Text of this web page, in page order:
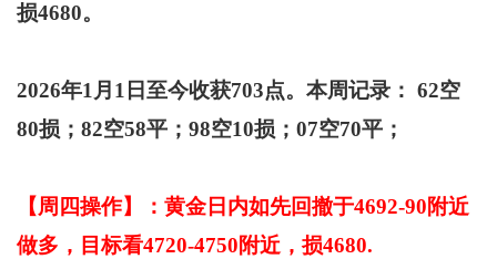
损4680。
2026年1月1日至今收获703点。 本周记录： 62空
80损；82空58平；98空10损；07空70平；
【周四操作】：黄金日内如先回撤于4692-90附近
做多，目标看4720-4750附近，损4680.